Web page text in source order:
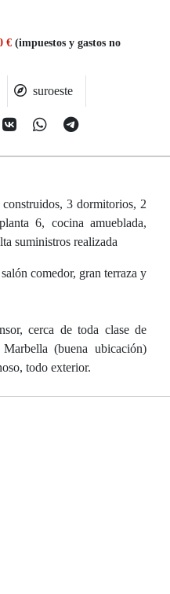
€ (impuestos y gastos no
suroeste
3 dormitorios, 2
6, cocina amueblada,
suministros realizada
comedor, gran terraza y
cerca de toda clase de
(buena ubicación)
todo exterior.